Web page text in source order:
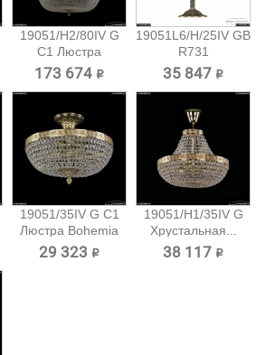
19051/H2/80IV G
C1 Люстра
Bohemia...
173 674 ₽
19051L6/H/25IV GB
R731
Настольная...
35 847 ₽
19051/35IV G C1
Люстра Bohemia
Ivele...
29 323 ₽
19051/H1/35IV G
Хрустальная...
38 117 ₽